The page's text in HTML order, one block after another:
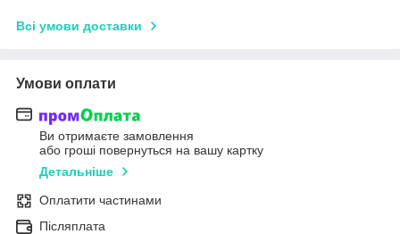
Всі умови доставки
Умови оплати
Ви отримаєте замовлення
або гроші повернуться на вашу картку
Детальніше
Оплатити частинами
Післяплата